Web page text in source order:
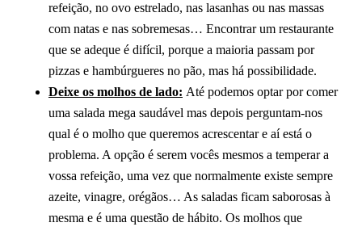
refeição, no ovo estrelado, nas lasanhas ou nas massas
com natas e nas sobremesas… Encontrar um restaurante
que se adeque é difícil, porque a maioria passam por
pizzas e hambúrgueres no pão, mas há possibilidade.
Deixe os molhos de lado: Até podemos optar por comer
uma salada mega saudável mas depois perguntam-nos
qual é o molho que queremos acrescentar e aí está o
problema. A opção é serem vocês mesmos a temperar a
vossa refeição, uma vez que normalmente existe sempre
azeite, vinagre, orégãos… As saladas ficam saborosas à
mesma e é uma questão de hábito. Os molhos que